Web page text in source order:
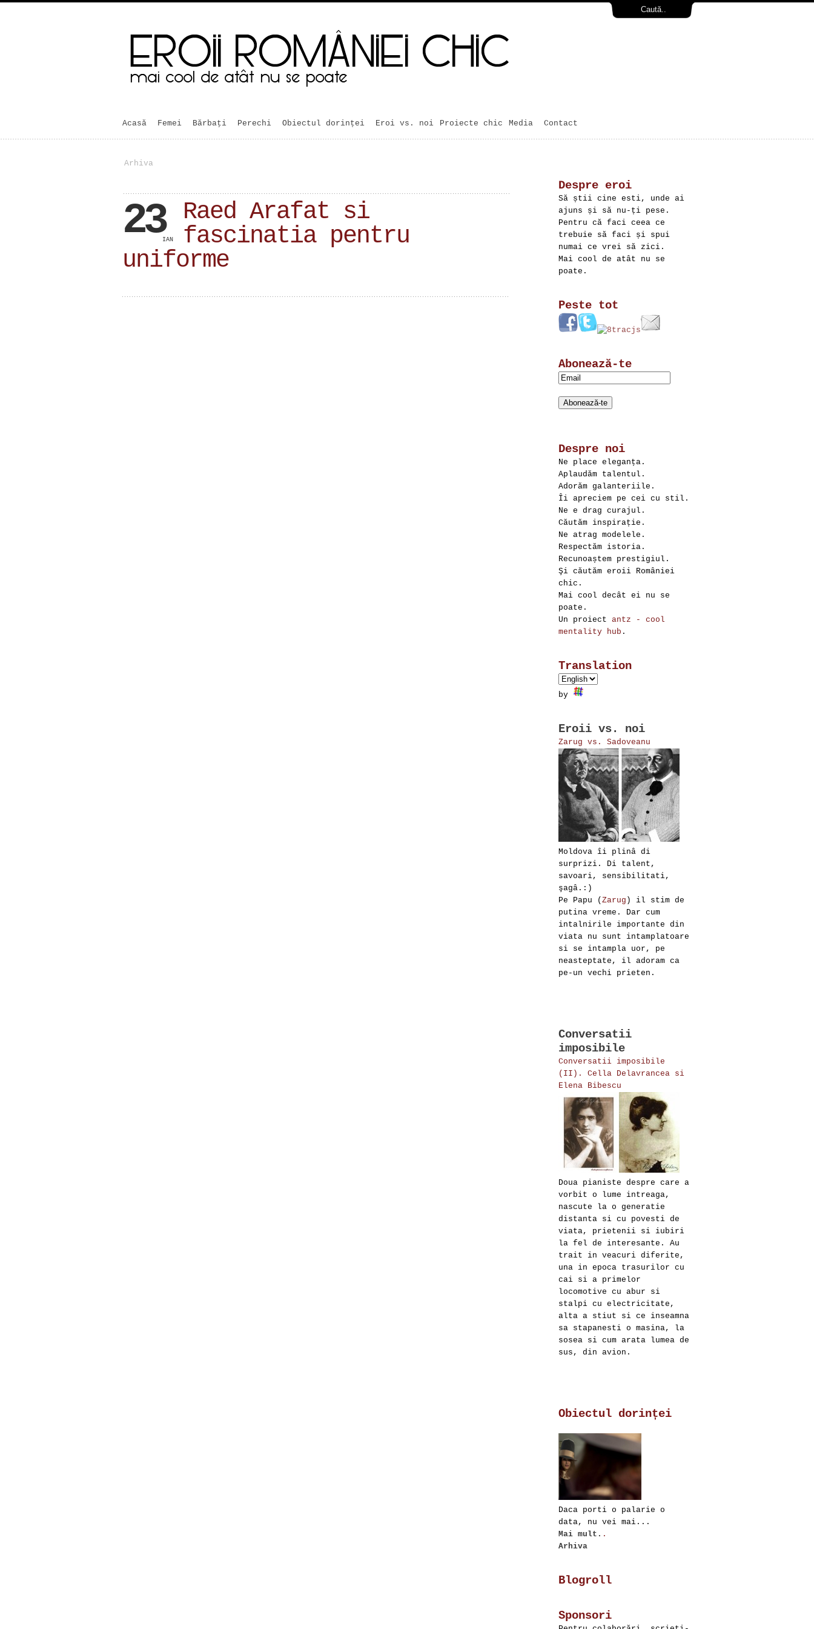
Acasă Femei Bărbaţi Perechi Obiectul dorinței Eroi vs. noi Proiecte chic Media Contact
Arhiva
23IAN
Raed Arafat si
fascinatia pentru
uniforme
Despre eroi
Să știi cine esti, unde ai
ajuns și să nu-ți pese.
Pentru că faci ceea ce
trebuie să faci și spui
numai ce vrei să zici.
Mai cool de atât nu se
poate.
Peste tot
Abonează-te
Despre noi
Ne place eleganța.
Aplaudăm talentul.
Adorăm galanteriile.
Îi apreciem pe cei cu stil.
Ne e drag curajul.
Căutăm inspirație.
Ne atrag modelele.
Respectăm istoria.
Recunoaștem prestigiul.
Şi căutăm eroii României
chic.
Mai cool decât ei nu se
poate.
Un proiect antz - cool
mentality hub .
Translation
by
Eroii vs. noi
Zarug vs. Sadoveanu
Moldova îi plinâ di
surprizi. Di talent,
savoari, sensibilitati,
şagâ.:)
Pe Papu ( Zarug ) il stim de
putina vreme. Dar cum
intalnirile importante din
viata nu sunt intamplatoare
si se intampla uor, pe
neasteptate, il adoram ca
pe-un vechi prieten.
Conversatii
imposibile
Conversatii imposibile
(II). Cella Delavrancea si
Elena Bibescu
Doua pianiste despre care a
vorbit o lume intreaga,
nascute la o generatie
distanta si cu povesti de
viata, prietenii si iubiri
la fel de interesante. Au
trait in veacuri diferite,
una in epoca trasurilor cu
cai si a primelor
locomotive cu abur si
stalpi cu electricitate,
alta a stiut si ce inseamna
sa stapanesti o masina, la
sosea si cum arata lumea de
sus, din avion.
Obiectul dorinței
Daca porti o palarie o
data, nu vei mai...
Mai mult. .
Arhiva
Blogroll
Sponsori